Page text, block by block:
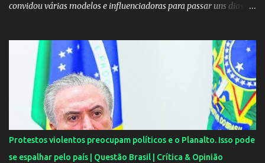
convidou várias modelos e influenciadoras para passar uns dias
dentro do condomínio onde fica a mansão do craque do PSG.
Segundo uma fonte do EXTRA, a festa aconteceu ao som de muito
pagode e um show de Suel e do cantor pernambucano Robinho,
que aparecem num registro no resort, e também de Anchietx. De
Mangaratiba, os cantores ainda seguiram para Campo Grande,
onde se apresentaram numa casa de show no bairro da Zona
Oeste do Rio. As moças foram convidadas por Neymar através das
redes sociais. O jogador faz questão de pagar as estadias delas e
Protestos violentos preocupam políticos e o Planalto. Isso pode
se espalhar pelo país | Questão Brasil | Crítica & Opinião